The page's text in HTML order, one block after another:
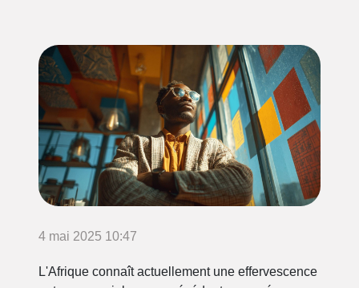
4 mai 2025 10:47
L'Afrique connaît actuellement une effervescence